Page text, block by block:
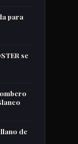
para
se
de